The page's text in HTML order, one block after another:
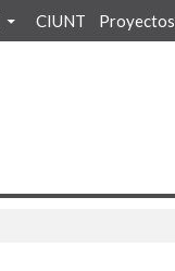
CIUNT Proyectos